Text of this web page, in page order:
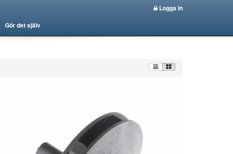
Gör det själv
Logga in